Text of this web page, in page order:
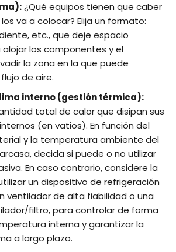
¿Qué equipos tienen que caber
va a colocar? Elija un formato:
etc., que deje espacio
los componentes y el
la zona en la que puede
de aire.
interno (gestión térmica):
total de calor que disipan sus
(en vatios). En función del
y la temperatura ambiente del
decida si puede o no utilizar
En caso contrario, considere la
un dispositivo de refrigeración
ventilador de alta fiabilidad o una
filtro, para controlar de forma
interna y garantizar la
a largo plazo.